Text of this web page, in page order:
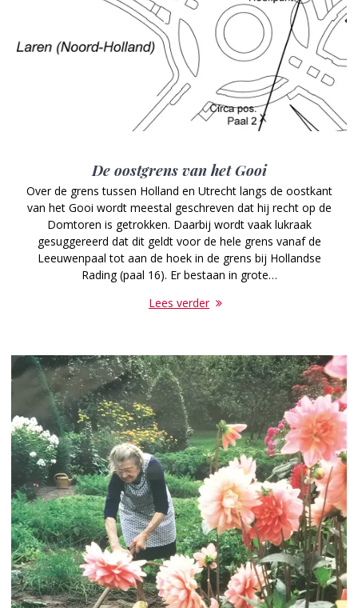
De oostgrens van het Gooi
Over de grens tussen Holland en Utrecht langs de oostkant
van het Gooi wordt meestal geschreven dat hij recht op de
Domtoren is getrokken. Daarbij wordt vaak lukraak
gesuggereerd dat dit geldt voor de hele grens vanaf de
Leeuwenpaal tot aan de hoek in de grens bij Hollandse
Rading (paal 16). Er bestaan in grote…
Lees verder